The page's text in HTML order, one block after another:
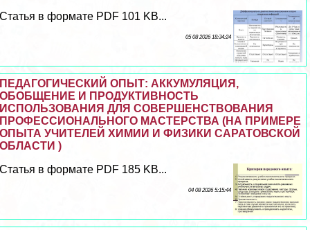
Статья в формате PDF 101 KB...
05 08 2026 18:34:24
ПЕДАГОГИЧЕСКИЙ ОПЫТ: АККУМУЛЯЦИЯ,
ОБОБЩЕНИЕ И ПРОДУКТИВНОСТЬ
ИСПОЛЬЗОВАНИЯ ДЛЯ СОВЕРШЕНСТВОВАНИЯ
ПРОФЕССИОНАЛЬНОГО МАСТЕРСТВА (НА ПРИМЕРЕ
ОПЫТА УЧИТЕЛЕЙ ХИМИИ И ФИЗИКИ САРАТОВСКОЙ
ОБЛАСТИ )
Статья в формате PDF 185 KB...
04 08 2026 5:15:44